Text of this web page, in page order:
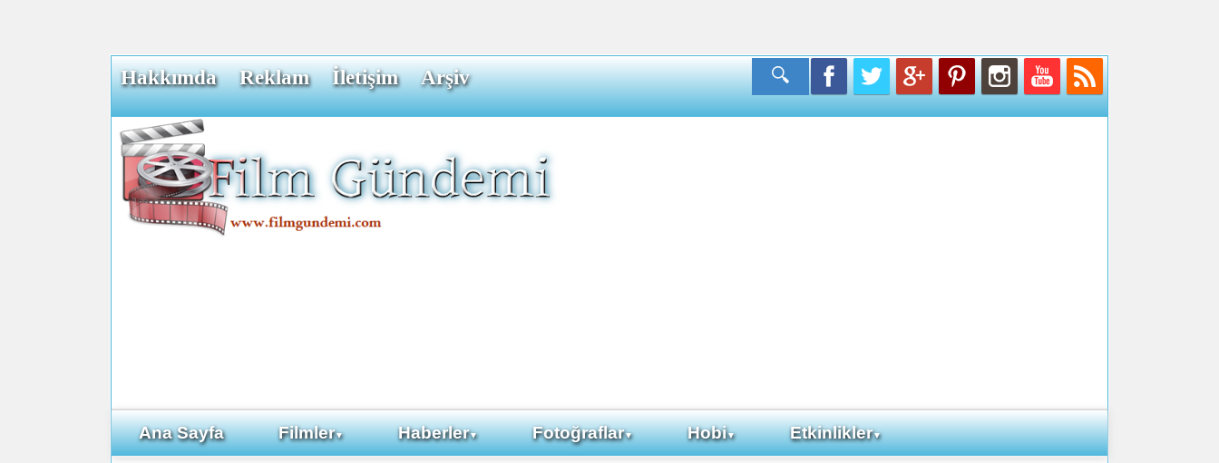
Hakkımda Reklam İletişim Arşiv
Ana Sayfa Filmler▼ Haberler▼ Fotoğraflar▼ Hobi▼ Etkinlikler▼